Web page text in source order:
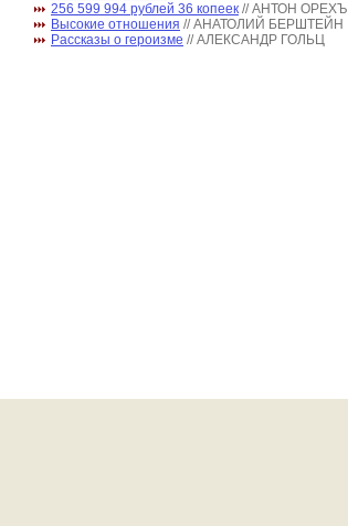
256 599 994 рублей 36 копеек // АНТОН ОРЕХЪ
Высокие отношения // АНАТОЛИЙ БЕРШТЕЙН
Рассказы о героизме // АЛЕКСАНДР ГОЛЬЦ